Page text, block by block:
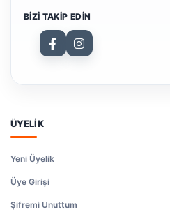
BIZI TAKIP EDIN
ÜYELİK
Yeni Üyelik
Üye Girişi
Şifremi Unuttum